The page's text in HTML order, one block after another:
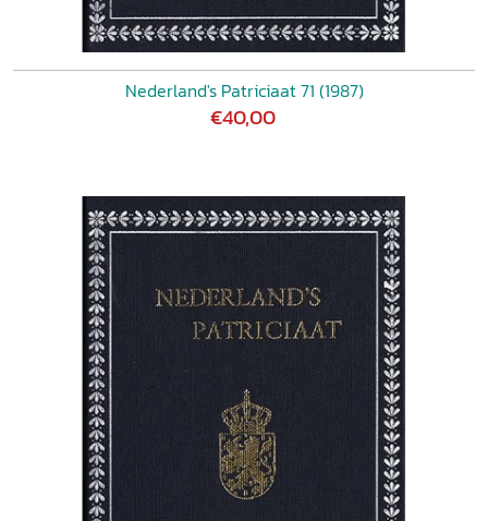
Nederland's Patriciaat 71 (1987)
€40,00